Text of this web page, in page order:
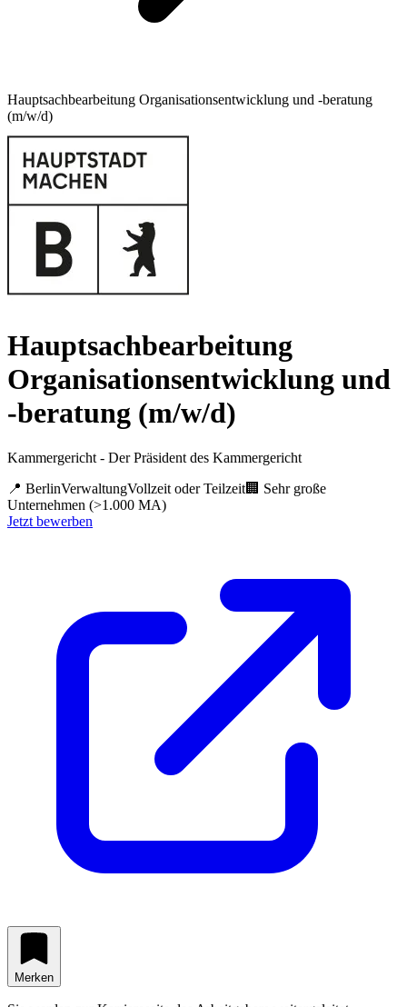
Hauptsachbearbeitung Organisationsentwicklung und -beratung
(m/w/d)
Hauptsachbearbeitung
Organisationsentwicklung und
-beratung (m/w/d)
Kammergericht - Der Präsident des Kammergericht
📍 BerlinVerwaltungVollzeit oder Teilzeit🏢 Sehr große
Unternehmen (>1.000 MA)
Jetzt bewerben
Merken